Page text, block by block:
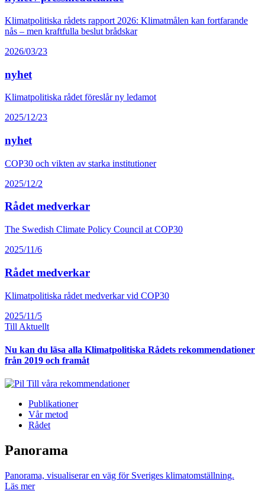
Klimatpolitiska rådets rapport 2026: Klimatmålen kan fortfarande
nås – men kraftfulla beslut brådskar
2026/03/23
nyhet
Klimatpolitiska rådet föreslår ny ledamot
2025/12/23
nyhet
COP30 och vikten av starka institutioner
2025/12/2
Rådet medverkar
The Swedish Climate Policy Council at COP30
2025/11/6
Rådet medverkar
Klimatpolitiska rådet medverkar vid COP30
2025/11/5
Till Aktuellt
Nu kan du läsa alla Klimatpolitiska Rådets rekommendationer
från 2019 och framåt
Till våra rekommendationer
Publikationer
Vår metod
Rådet
Panorama
Panorama, visualiserar en väg för Sveriges klimatomställning.
Läs mer